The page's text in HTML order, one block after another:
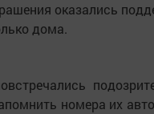
оказались
дома.
номера их